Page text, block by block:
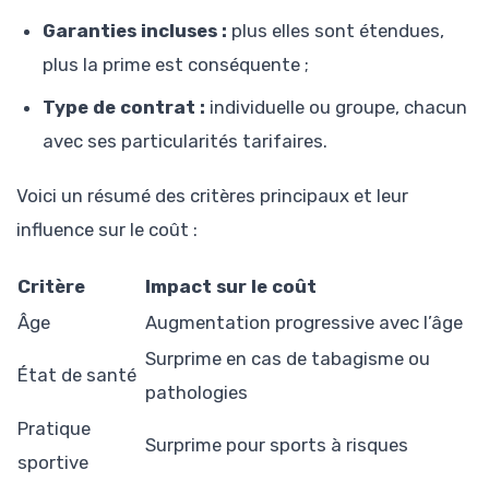
Garanties incluses : plus elles sont étendues,
plus la prime est conséquente ;
Type de contrat : individuelle ou groupe, chacun
avec ses particularités tarifaires.
Voici un résumé des critères principaux et leur
influence sur le coût :
Critère
Impact sur le coût
Âge
Augmentation progressive avec l’âge
État de santé
Surprime en cas de tabagisme ou
pathologies
Pratique
sportive
Surprime pour sports à risques